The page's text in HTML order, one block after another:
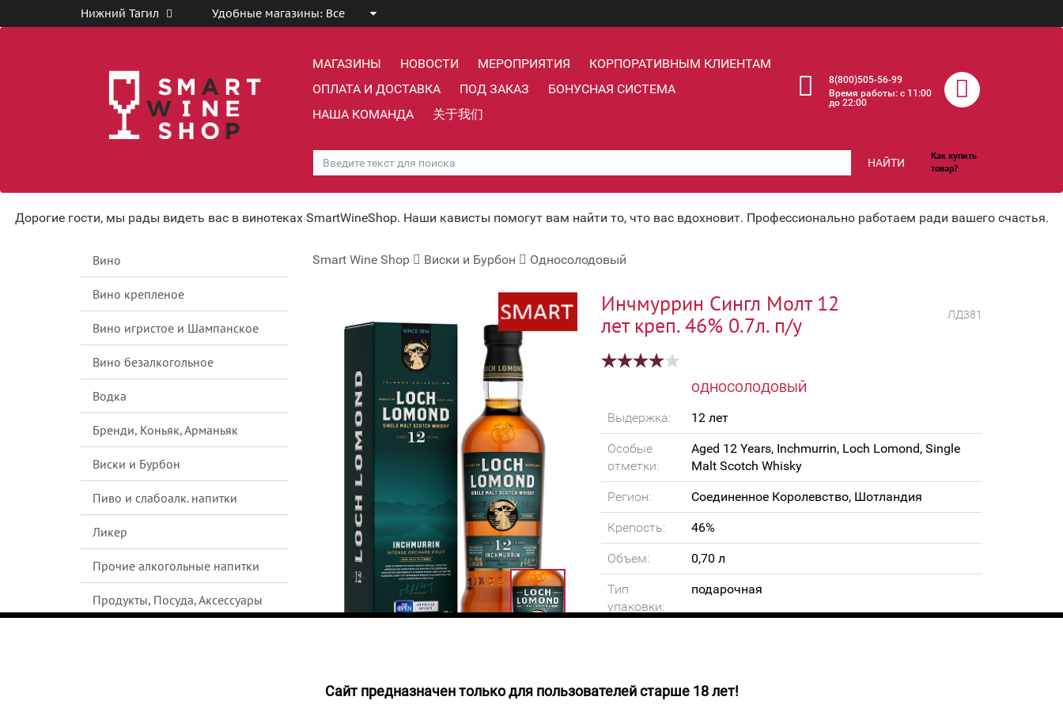
Нижний Тагил Удобные магазины: Все
МАГАЗИНЫ НОВОСТИ МЕРОПРИЯТИЯ
КОРПОРАТИВНЫМ КЛИЕНТАМ
ОПЛАТА И ДОСТАВКА
ПОД ЗАКАЗ
БОНУСНАЯ СИСТЕМА
НАША КОМАНДА
关于我们
8(800)505-56-99
Время работы: c 11:00
до 22:00
НАЙТИ
Как купить
товар?
Дорогие гости, мы рады видеть вас в винотеках SmartWineShop. Наши кависты помогут вам найти то, что вас вдохновит. Профессионально работаем ради вашего счастья.
Вино
Вино крепленое
Вино игристое и Шампанское
Вино безалкогольное
Водка
Бренди, Коньяк, Арманьяк
Виски и Бурбон
Пиво и слабоалк. напитки
Ликер
Прочие алкогольные напитки
Продукты, Посуда, Аксессуары
Smart Wine Shop Виски и Бурбон Односолодовый
Инчмуррин Сингл Молт 12
лет креп. 46% 0.7л. п/у
ЛД381
ОДНОСОЛОДОВЫЙ
Выдержка:
12 лет
Особые
отметки:
Aged 12 Years, Inchmurrin, Loch Lomond, Single
Malt Scotch Whisky
Регион: Соединенное Королевство, Шотландия
Крепость: 46%
Объем: 0,70 л
Тип
упаковки:
подарочная
6799руб.
Виски золотистого цвета. Вкус виски чистый, мягкий, с
Cайт предназначен только для пользователей старше 18 лет!